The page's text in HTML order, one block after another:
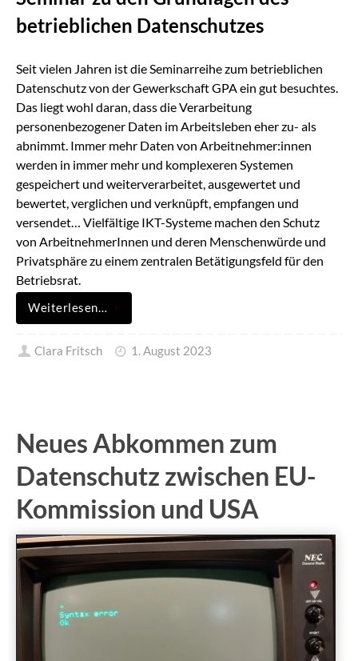
betrieblichen Datenschutzes
Seit vielen Jahren ist die Seminarreihe zum betrieblichen
Datenschutz von der Gewerkschaft GPA ein gut besuchtes.
Das liegt wohl daran, dass die Verarbeitung
personenbezogener Daten im Arbeitsleben eher zu- als
abnimmt. Immer mehr Daten von Arbeitnehmer:innen
werden in immer mehr und komplexeren Systemen
gespeichert und weiterverarbeitet, ausgewertet und
bewertet, verglichen und verknüpft, empfangen und
versendet… Vielfältige IKT-Systeme machen den Schutz
von ArbeitnehmerInnen und deren Menschenwürde und
Privatsphäre zu einem zentralen Betätigungsfeld für den
Betriebsrat.
Weiterlesen…
Clara Fritsch 1. August 2023
Neues Abkommen zum
Datenschutz zwischen EU-
Kommission und USA